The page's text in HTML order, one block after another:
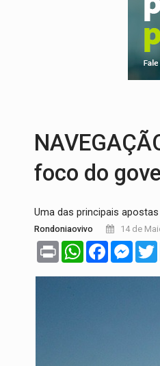
AÇÃO
foco do
Uma das principais
Rondoniaovivo 14 de
Print WhatsAppFacebook